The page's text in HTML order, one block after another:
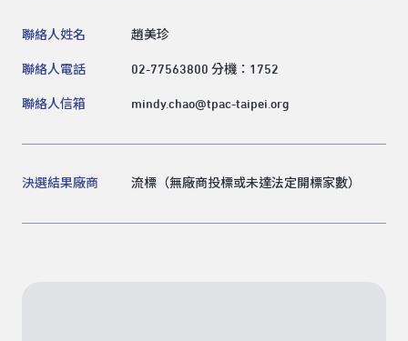
聯絡人姓名 趙美珍
聯絡人電話 02-77563800 分機：1752
聯絡人信箱 mindy.chao@tpac-taipei.org
決選結果廠商 流標（無廠商投標或未達法定開標家數）